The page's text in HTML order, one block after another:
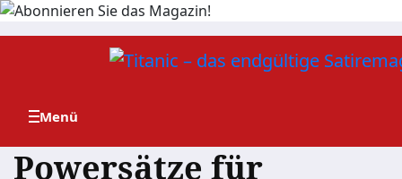
Zum
Powersätze für